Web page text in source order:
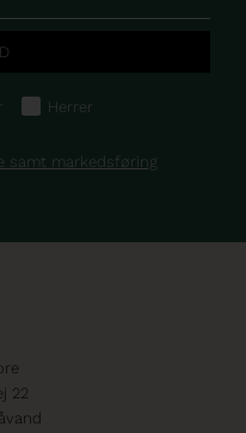
Herrer
samt markedsføring
22